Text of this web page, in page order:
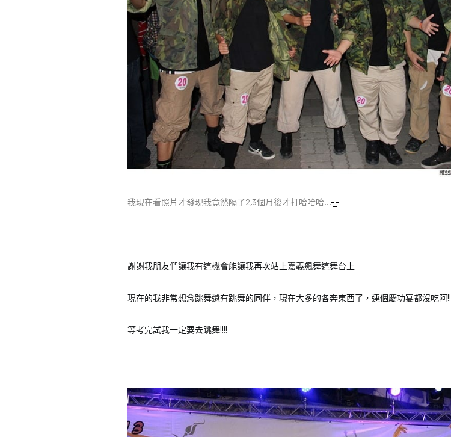
我現在看照片才發現我竟然隔了2,3個月後才打哈哈哈…
謝謝我朋友們讓我有這機會能讓我再次站上嘉義飆舞這舞台上
現在的我非常想念跳舞還有跳舞的同伴，現在大多的各奔東西了，連個慶功宴都沒吃阿!!
等考完試我一定要去跳舞!!!!